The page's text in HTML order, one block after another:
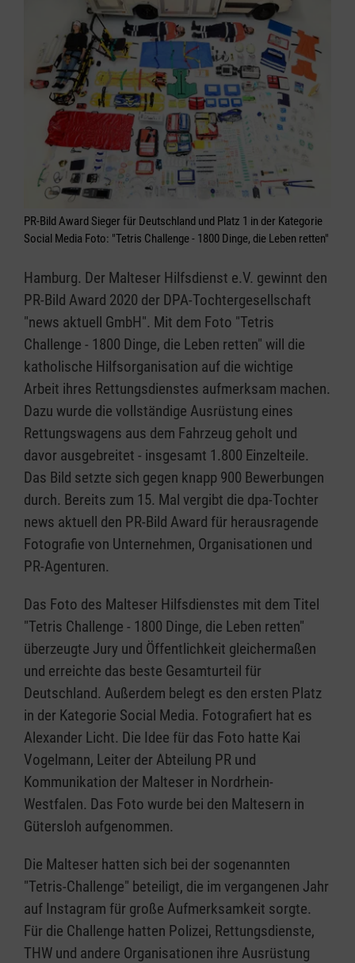
PR-Bild Award Sieger für Deutschland und Platz 1 in der Kategorie
Social Media Foto: "Tetris Challenge - 1800 Dinge, die Leben retten"
Hamburg. Der Malteser Hilfsdienst e.V. gewinnt den
PR-Bild Award 2020 der DPA-Tochtergesellschaft
"news aktuell GmbH". Mit dem Foto "Tetris
Challenge - 1800 Dinge, die Leben retten" will die
katholische Hilfsorganisation auf die wichtige
Arbeit ihres Rettungsdienstes aufmerksam machen.
Dazu wurde die vollständige Ausrüstung eines
Rettungswagens aus dem Fahrzeug geholt und
davor ausgebreitet - insgesamt 1.800 Einzelteile.
Das Bild setzte sich gegen knapp 900 Bewerbungen
durch. Bereits zum 15. Mal vergibt die dpa-Tochter
news aktuell den PR-Bild Award für herausragende
Fotografie von Unternehmen, Organisationen und
PR-Agenturen.
Das Foto des Malteser Hilfsdienstes mit dem Titel
"Tetris Challenge - 1800 Dinge, die Leben retten"
überzeugte Jury und Öffentlichkeit gleichermaßen
und erreichte das beste Gesamturteil für
Deutschland. Außerdem belegt es den ersten Platz
in der Kategorie Social Media. Fotografiert hat es
Alexander Licht. Die Idee für das Foto hatte Kai
Vogelmann, Leiter der Abteilung PR und
Kommunikation der Malteser in Nordrhein-
Westfalen. Das Foto wurde bei den Maltesern in
Gütersloh aufgenommen.
Die Malteser hatten sich bei der sogenannten
"Tetris-Challenge" beteiligt, die im vergangenen Jahr
auf Instagram für große Aufmerksamkeit sorgte.
Für die Challenge hatten Polizei, Rettungsdienste,
THW und andere Organisationen ihre Ausrüstung